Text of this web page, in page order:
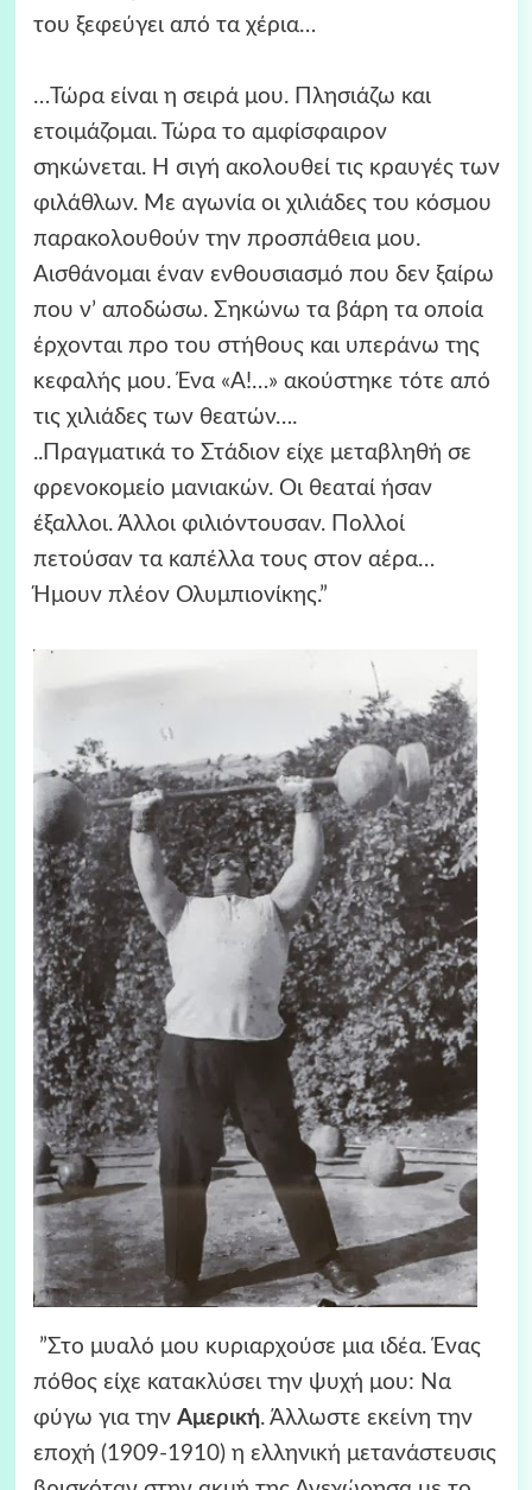
του ξεφεύγει από τα χέρια…
…Τώρα είναι η σειρά μου. Πλησιάζω και
ετοιμάζομαι. Τώρα το αμφίσφαιρον
σηκώνεται. Η σιγή ακολουθεί τις κραυγές των
φιλάθλων. Με αγωνία οι χιλιάδες του κόσμου
παρακολουθούν την προσπάθεια μου.
Αισθάνομαι έναν ενθουσιασμό που δεν ξαίρω
που ν’ αποδώσω. Σηκώνω τα βάρη τα οποία
έρχονται προ του στήθους και υπεράνω της
κεφαλής μου. Ένα «Α!…» ακούστηκε τότε από
τις χιλιάδες των θεατών….
..Πραγματικά το Στάδιον είχε μεταβληθή σε
φρενοκομείο μανιακών. Οι θεαταί ήσαν
έξαλλοι. Άλλοι φιλιόντουσαν. Πολλοί
πετούσαν τα καπέλλα τους στον αέρα…
Ήμουν πλέον Ολυμπιονίκης.”
”Στο μυαλό μου κυριαρχούσε μια ιδέα. Ένας
πόθος είχε κατακλύσει την ψυχή μου: Να
φύγω για την Αμερική. Άλλωστε εκείνη την
εποχή (1909-1910) η ελληνική μετανάστευσις